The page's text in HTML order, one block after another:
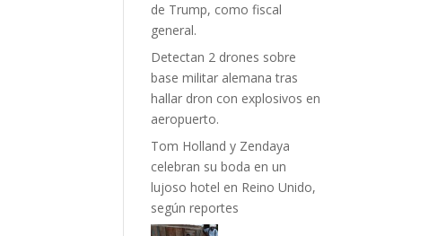
de Trump, como fiscal
general.
Detectan 2 drones sobre
base militar alemana tras
hallar dron con explosivos en
aeropuerto.
Tom Holland y Zendaya
celebran su boda en un
lujoso hotel en Reino Unido,
según reportes